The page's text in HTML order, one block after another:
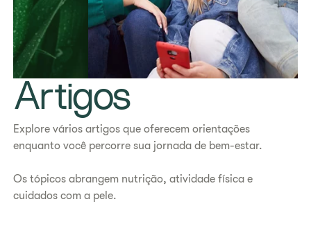
Artigos
Explore vários artigos que oferecem orientações
enquanto você percorre sua jornada de bem-estar.
Os tópicos abrangem nutrição, atividade física e
cuidados com a pele.